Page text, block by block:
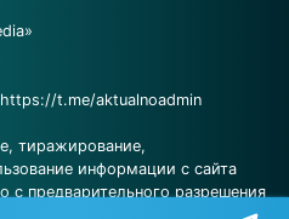
https://t.me/aktualnoadmin
тиражирование,
информации с сайта
с предварительного разрешения